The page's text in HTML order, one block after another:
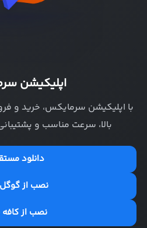
اپلیکیشن
با اپلیکیشن سرمایکس، خرید و
بالا، سرعت مناسب و
دانلود
نصب از
نصب از کافه